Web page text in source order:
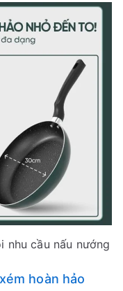
nhu cầu nấu nướng
hoàn hảo